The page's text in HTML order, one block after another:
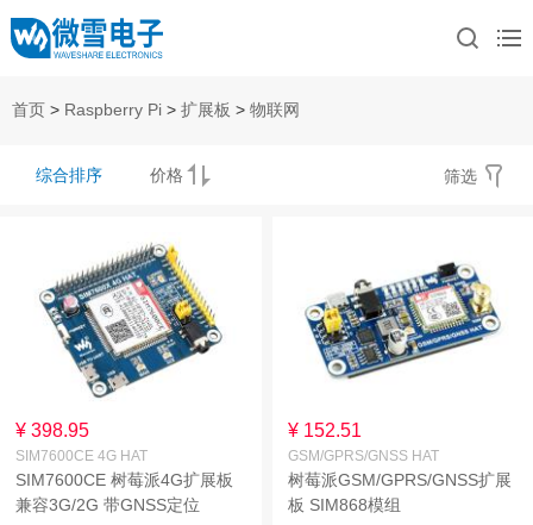
首页 > Raspberry Pi > 扩展板 > 物联网
综合排序 价格 筛选
¥ 398.95
SIM7600CE 4G HAT
SIM7600CE 树莓派4G扩展板
兼容3G/2G 带GNSS定位
¥ 152.51
GSM/GPRS/GNSS HAT
树莓派GSM/GPRS/GNSS扩展
板 SIM868模组